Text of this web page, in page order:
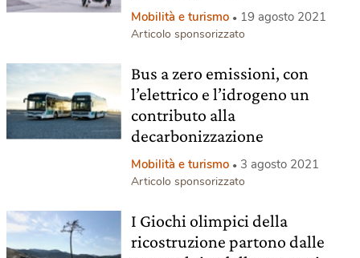
Mobilità e turismo 19 agosto 2021
Articolo sponsorizzato
Bus a zero emissioni, con
l’elettrico e l’idrogeno un
contributo alla
decarbonizzazione
Mobilità e turismo 3 agosto 2021
Articolo sponsorizzato
I Giochi olimpici della
ricostruzione partono dalle